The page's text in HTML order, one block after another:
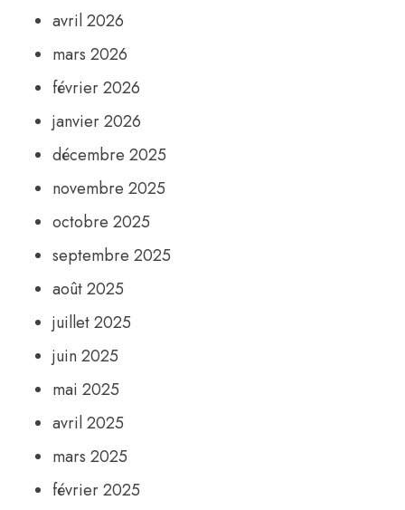
avril 2026
mars 2026
février 2026
janvier 2026
décembre 2025
novembre 2025
octobre 2025
septembre 2025
août 2025
juillet 2025
juin 2025
mai 2025
avril 2025
mars 2025
février 2025